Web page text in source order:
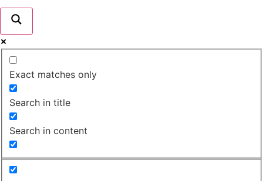
Exact matches only
Search in title
Search in content